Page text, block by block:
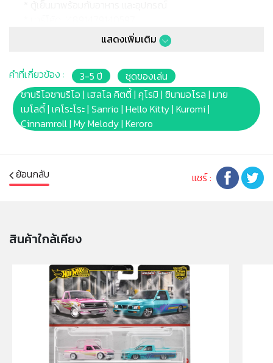
* package size: 39x28x12.8 cm.
* Battery: 4xAA (ไม่ร่วมอยู่ในผลิตภัณฑ์)
หมายเหตุ:
สินค้าอาจมีการเปลี่ยนแปลงลวดลาย สีสันบนผลิตภัณฑ์ หรือ
แพ็คเกจโดยร้านฯอาจไม่สามารถแจ้งให้ทราบล่วงหน้า และสี
การตั้งค่าการแสดงผลสีของแต่ละหน้าจอ
คำเตือน/ข้อห้าม:
แสดงเพิ่มเติม
คำที่เกี่ยวข้อง : 3-5 ปี
ชุดของเล่น
ซานริโอซานริโอ | เฮลโล คิตตี้ | คุโรมิ | ซินามอโรล | มาย
เมโลดี้ | เคโระโระ | Sanrio | Hello Kitty | Kuromi |
Cinnamroll | My Melody | Keroro
ย้อนกลับ แชร์ :
สินค้าใกล้เคียง